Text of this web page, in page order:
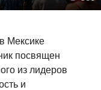
Мексике
посвящен
из лидеров
и